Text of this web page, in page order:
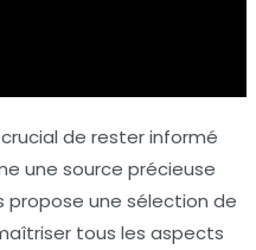
de rester informé
une source précieuse
propose une sélection de
tous les aspects